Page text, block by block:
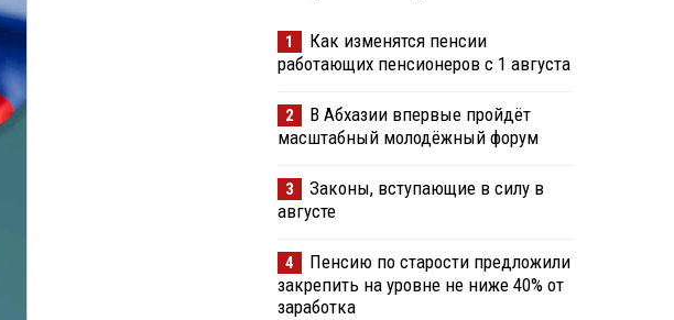
1
Как изменятся пенсии
работающих пенсионеров с 1 августа
2
В Абхазии впервые пройдёт
масштабный молодёжный форум
3
Законы, вступающие в силу в
августе
4
Пенсию по старости предложили
закрепить на уровне не ниже 40% от
заработка